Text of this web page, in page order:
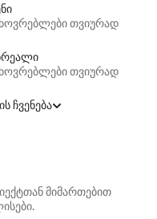
თვიურად
თვიურად
ჩვენება
მიმართებით